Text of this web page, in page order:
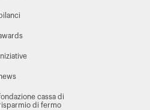
bilanci
cassa di
di fermo